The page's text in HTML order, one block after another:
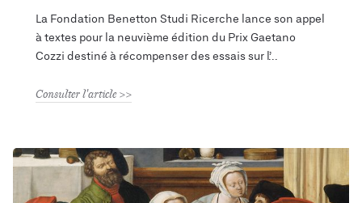
La Fondation Benetton Studi Ricerche lance son appel
à textes pour la neuvième édition du Prix Gaetano
Cozzi destiné à récompenser des essais sur l’
Consulter l'article